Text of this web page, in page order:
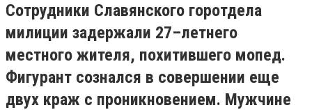
Сотрудники Славянского горотдела
милиции задержали 27–летнего
местного жителя, похитившего мопед.
Фигурант сознался в совершении еще
двух краж с проникновением. Мужчине